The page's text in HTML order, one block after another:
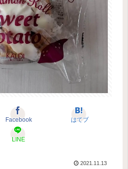
Facebook はてブ
LINE
2021.11.13